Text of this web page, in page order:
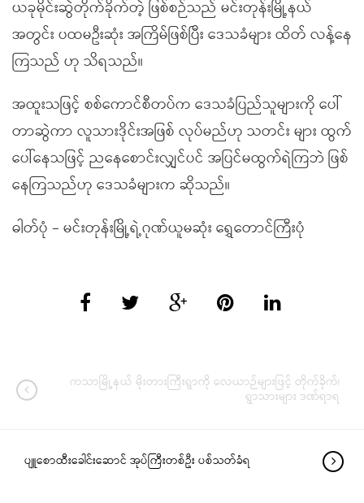
ယခုမိုင်းဆွဲတိုက်ခိုက်တဲ့ ဖြစ်စဉ်သည် မင်းတုန်းမြို့နယ်
အတွင်း ပထမဦးဆုံး အကြိမ်ဖြစ်ပြီး ဒေသခံများ ထိတ် လန့်နေ
ကြသည် ဟု သိရသည်။
အထူးသဖြင့် စစ်ကောင်စီတပ်က ဒေသခံပြည်သူများကို ပေါ်
တာဆွဲကာ လူသားဒိုင်းအဖြစ် လုပ်မည်ဟု သတင်း များ ထွက်
ပေါ်နေသဖြင့် ညနေစောင်းလျှင်ပင် အပြင်မထွက်ရဲကြဘဲ ဖြစ်
နေကြသည်ဟု ဒေသခံများက ဆိုသည်။
ဓါတ်ပုံ – မင်းတုန်းမြို့ရဲ့ဂုဏ်ယူမဆုံး ရွှေတောင်ကြီးပုံ
ကသာမြို့နယ် မိုးတားကြီးရွာကို လေယာဉ်များဖြင့် တိုက်ခိုက်၊
ရွာသားများ ဒဏ်ရာရ
ပျူစောထီးခေါင်းဆောင် အုပ်ကြီးတစ်ဦး ပစ်သတ်ခံရ